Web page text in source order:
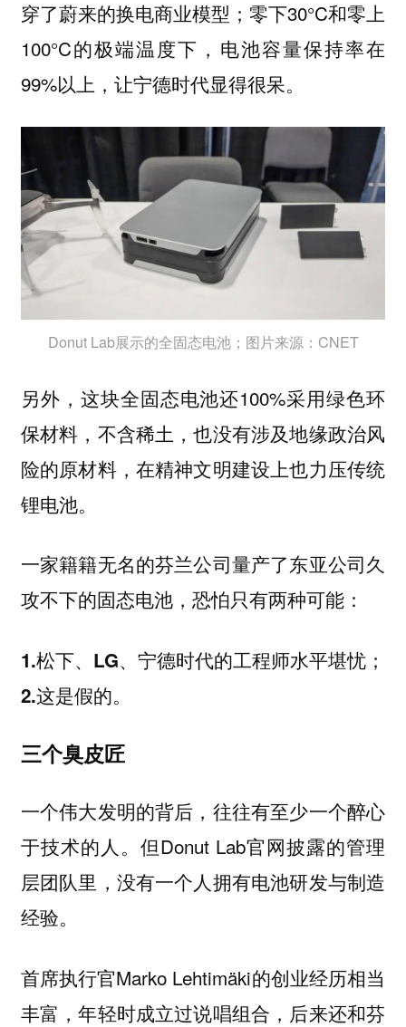
穿了蔚来的换电商业模型；零下30°C和零上
100°C的极端温度下，电池容量保持率在
99%以上，让宁德时代显得很呆。
Donut Lab展示的全固态电池；图片来源：CNET
另外，这块全固态电池还100%采用绿色环
保材料，不含稀土，也没有涉及地缘政治风
险的原材料，在精神文明建设上也力压传统
锂电池。
一家籍籍无名的芬兰公司量产了东亚公司久
攻不下的固态电池，恐怕只有两种可能：
1.松下、LG、宁德时代的工程师水平堪忧；
2.这是假的。
三个臭皮匠
一个伟大发明的背后，往往有至少一个醉心
于技术的人。但Donut Lab官网披露的管理
层团队里，没有一个人拥有电池研发与制造
经验。
首席执行官Marko Lehtimäki的创业经历相当
丰富，年轻时成立过说唱组合，后来还和芬